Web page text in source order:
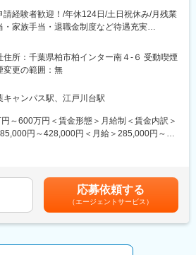
身の仕事が現場に直接役立つ実感があります
員8名が所属する企業です。現在本業務を担
しております。
しません。
業(名称：三恵ディスポ）として松浪靖夫氏個
五所に事務所を設置し、紙マスク、ビニール
ビニール製カバン、その他の製造販売を開
式会社三恵設立。
時に、北米、ヨーロッパ向けに輸出を開始。
請経験者歓迎！/年休124日/土日祝休み/月残業
・家族手当・退職金制度など待遇充実
集となります。
う当社にて、医療機器等の適合性調査業務
。
の内容は、出来上がった製品を見る仕事と製
見る仕事があります。そこで薬機法に基づく
係るQMS適合性調査をお任せします。医療機
住所：千葉県柏市柏インター南４-６ 受動喫煙
変更の範囲：無
キャンパス駅、江戸川台駅
～600万円＜賃金形態＞月給制＜賃金内訳＞
円～428,000円＜月給＞285,000円～
可能性があります。月給(月額)は固定手当を含
応募依頼する
（エージェントサービス）